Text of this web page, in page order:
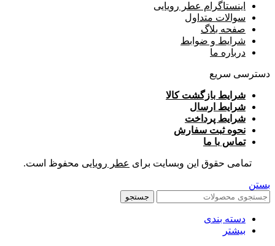
اینستاگرام عطر رویایی
سوالات متداول
صفحه بلاگ
شرایط و ضوابط
درباره ما
دسترسی سریع
شرایط بازگشت کالا
شرایط ارسال
شرایط پرداخت
نحوه ثبت سفارش
تماس با ما
تمامی حقوق این وبسایت برای عطر رویایی محفوظ است.
بستن
جستجو
دسته بندی
بیشتر